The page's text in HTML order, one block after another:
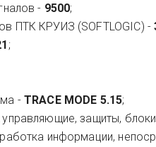
- 9500;
ПТК КРУИЗ (SOFTLOGIC) -
;
- TRACE MODE 5.15;
защиты,
информации,